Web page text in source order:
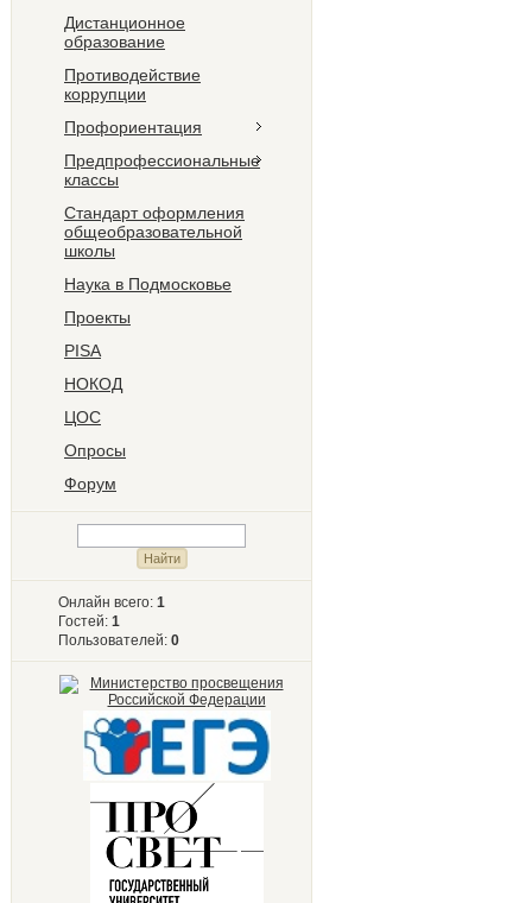
Дистанционное
образование
Противодействие
коррупции
Профориентация
Предпрофессиональные
классы
Стандарт оформления
общеобразовательной
школы
Наука в Подмосковье
Проекты
PISA
НОКОД
ЦОС
Опросы
Форум
Онлайн всего: 1
Гостей: 1
Пользователей: 0